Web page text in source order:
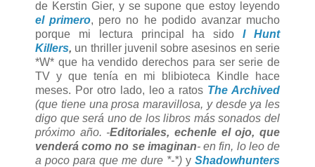
de Kerstin Gier, y se supone que estoy leyendo
el primero, pero no he podido avanzar mucho
porque mi lectura principal ha sido I Hunt
Killers, un thriller juvenil sobre asesinos en serie
*W* que ha vendido derechos para ser serie de
TV y que tenía en mi blibioteca Kindle hace
meses. Por otro lado, leo a ratos The Archived
(que tiene una prosa maravillosa, y desde ya les
digo que será uno de los libros más sonados del
próximo año. -Editoriales, echenle el ojo, que
venderá como no se imaginan- en fin, lo leo de
a poco para que me dure *-*) y Shadowhunters